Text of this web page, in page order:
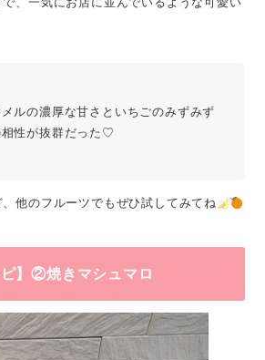
ルの濃厚な甘さといちごのみずみず
相性が抜群だった♡
他のフルーツでもぜひ試してみてね
ピ】②焼きマシュマロ